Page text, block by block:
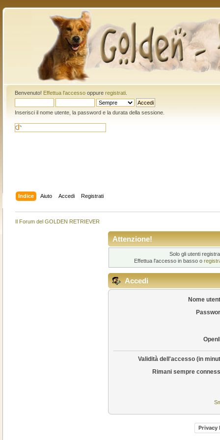
Benvenuto! Effettua l'accessooppure registrati.
Inserisci il nome utente, la password e la durata della sessione.
Indice Aiuto Accedi Registrati
Il Forum del GOLDEN RETRIEVER
Attenzione!
Solo gli utenti
Effettua l'accesso in basso o
Accedi
Nome
Validità dell'accesso (in
Rimani sempre
Privacy